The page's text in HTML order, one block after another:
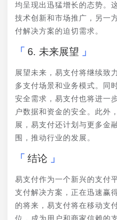
均呈现出迅猛增长的态势。
技术创新和市场推广，另一
付解决方案的迫切需求。
6. 未来展望
展望未来，易支付将继续致
多支付场景和业务模式。同
安全需求，易支付也将进一
户数据和资金的安全。此外
展，易支付还计划与更多金
围，推动行业的发展。
结论
易支付作为一个新兴的支付
支付解决方案，正在迅速赢
的将来，易支付将在移动支
位，成为用户和商家信赖的